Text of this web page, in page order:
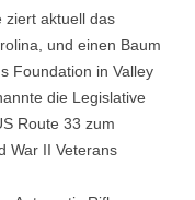
ziert aktuell das
und einen Baum
Foundation in Valley
die Legislative
Route 33 zum
War II Veterans